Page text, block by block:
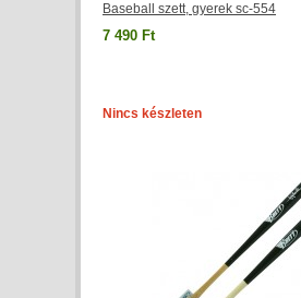
Baseball szett, gyerek sc-554
7 490 Ft
Nincs készleten